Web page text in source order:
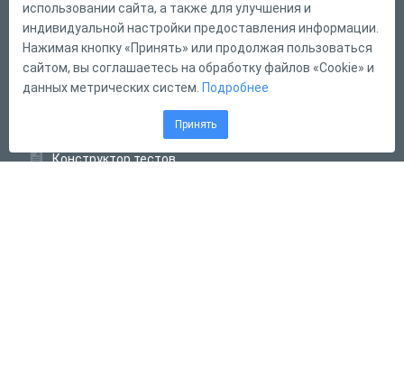
Русский
Справка
Форма обратной связи
Конструктор тестов
использовании сайта, а также для улучшения и
индивидуальной настройки предоставления информации.
Нажимая кнопку «Принять» или продолжая пользоваться
сайтом, вы соглашаетесь на обработку файлов «Cookie» и
данных метрических систем. Подробнее
Принять